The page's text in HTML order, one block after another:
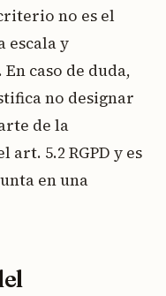
no es el
escala y
caso de duda,
no designar
de la
5.2 RGPD y es
en una